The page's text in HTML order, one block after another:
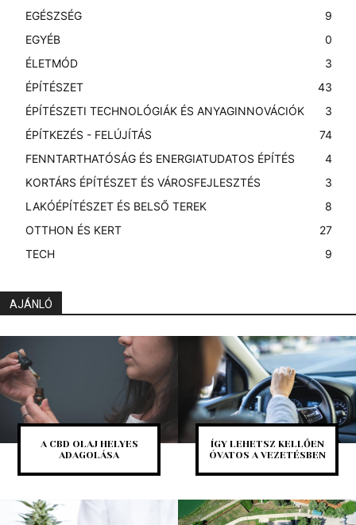
EGÉSZSÉG
9
EGYÉB
0
ÉLETMÓD
3
ÉPÍTÉSZET
43
ÉPÍTÉSZETI TECHNOLÓGIÁK ÉS ANYAGINNOVÁCIÓK
3
ÉPÍTKEZÉS - FELÚJÍTÁS
74
FENNTARTHATÓSÁG ÉS ENERGIATUDATOS ÉPÍTÉS
4
KORTÁRS ÉPÍTÉSZET ÉS VÁROSFEJLESZTÉS
3
LAKÓÉPÍTÉSZET ÉS BELSŐ TEREK
8
OTTHON ÉS KERT
27
TECH
9
AJÁNLÓ
A CBD OLAJ HELYES
ADAGOLÁSA
ÍGY LEHETSZ KELLŐEN
ÓVATOS A VEZETÉSBEN